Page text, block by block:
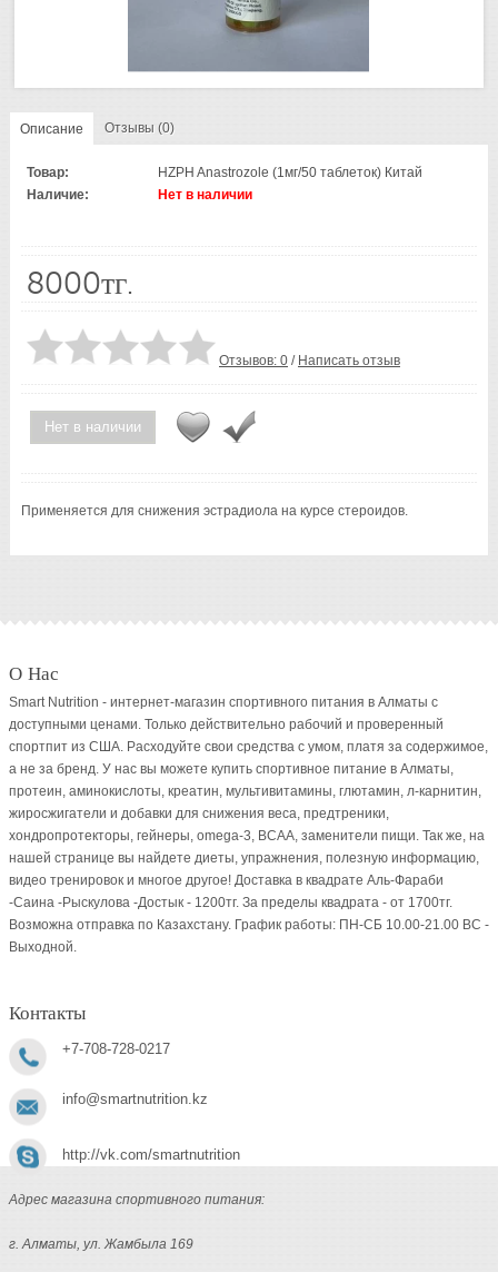
Описание Отзывы (0)
Товар:
HZPH Anastrozole (1мг/50 таблеток) Китай
Наличие:
Нет в наличии
8000тг.
Отзывов: 0 / Написать отзыв
Нет в наличии
Применяется для снижения эстрадиола на курсе стероидов.
О Нас
Smart Nutrition - интернет-магазин спортивного питания в Алматы с
доступными ценами. Только действительно рабочий и проверенный
спортпит из США. Расходуйте свои средства с умом, платя за содержимое,
а не за бренд. У нас вы можете купить спортивное питание в Алматы,
протеин, аминокислоты, креатин, мультивитамины, глютамин, л-карнитин,
жиросжигатели и добавки для снижения веса, предтреники,
хондропротекторы, гейнеры, omega-3, BCAA, заменители пищи. Так же, на
нашей странице вы найдете диеты, упражнения, полезную информацию,
видео тренировок и многое другое! Доставка в квадрате Аль-Фараби
-Саина -Рыскулова -Достык - 1200тг. За пределы квадрата - от 1700тг.
Возможна отправка по Казахстану. График работы: ПН-СБ 10.00-21.00 ВC -
Выходной.
Контакты
+7-708-728-0217
info@smartnutrition.kz
http://vk.com/smartnutrition
Адрес магазина спортивного питания:
г. Алматы, ул. Жамбыла 169